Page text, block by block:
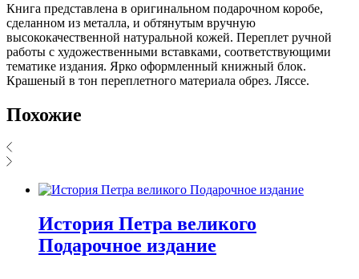
Книга представлена в оригинальном подарочном коробе,
сделанном из металла, и обтянутым вручную
высококачественной натуральной кожей. Переплет ручной
работы с художественными вставками, соответствующими
тематике издания. Ярко оформленный книжный блок.
Крашеный в тон переплетного материала обрез. Ляссе.
Похожие
История Петра великого
Подарочное издание